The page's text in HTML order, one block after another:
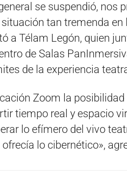
se suspendió, nos
tan tremenda en
a Télam Legón, quien
de Salas
de la experiencia
Zoom la
tiempo real y espacio
lo efímero del vivo
lo cibernético»,